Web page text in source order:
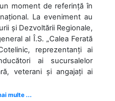
moment de referință în
La eveniment au
și Dezvoltării Regionale,
al Î.S. „Calea Ferată
reprezentanți ai
ai sucursalelor
veterani și angajați ai
multe ...